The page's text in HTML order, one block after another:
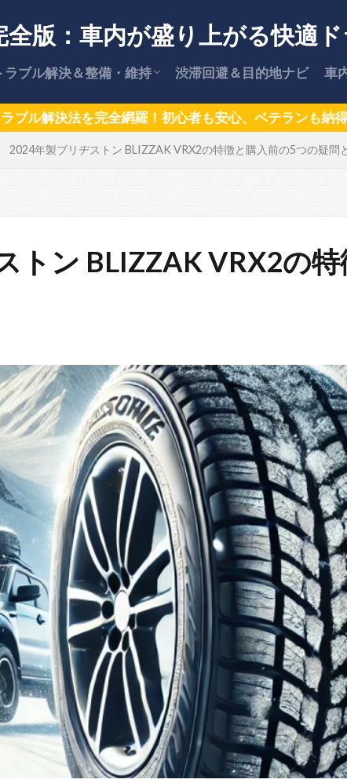
版：車内が盛り上がる快適
ラブル解決＆整備・維持
【保存版】車のトラブル解決策
安全な運転術
車の維持費・節約ガイド
カー用品情報
【保存版】愛車を高く売却する方法
と交渉術
渋滞回避＆目的地ナビ 車
初心者も安心、ベテランも納得の車＆ドライブ情報
2024年製ブリヂストン BLIZZAK VRX2の特徴と購入前の5つの疑問
トン BLIZZAK VRX2の